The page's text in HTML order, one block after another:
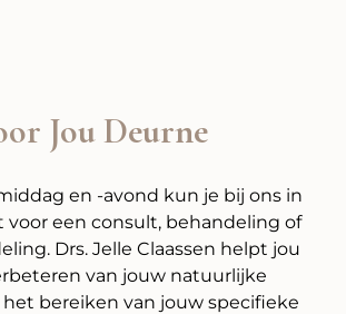
Jou Deurne
en -avond kun je bij ons in
voor een consult, behandeling of
Drs. Jelle Claassen helpt jou
van jouw natuurlijke
bereiken van jouw specifieke